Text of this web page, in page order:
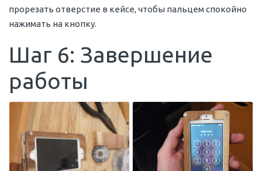
прорезать отверстие в кейсе, чтобы пальцем спокойно
нажимать на кнопку.
Шаг 6: Завершение
работы